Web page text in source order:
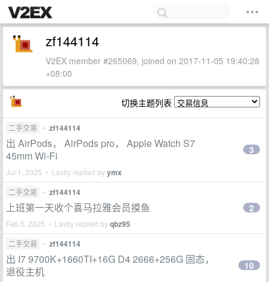
zf144114
V2EX member #265069, joined on 2017-11-05 19:40:28
+08:00
切换主题列表
二手交易 • zf144114
出 AirPods， AirPods pro， Apple Watch S7
45mm Wi-Fi
Jul 1, 2025 • Lastly replied byymx
3
二手交易 • zf144114
上班第一天收个喜马拉雅会员摸鱼
Feb 5, 2025 • Lastly replied byqbz95
2
二手交易 • zf144114
出 I7 9700K+1660TI+16G D4 2666+256G 固态，
退役主机
10